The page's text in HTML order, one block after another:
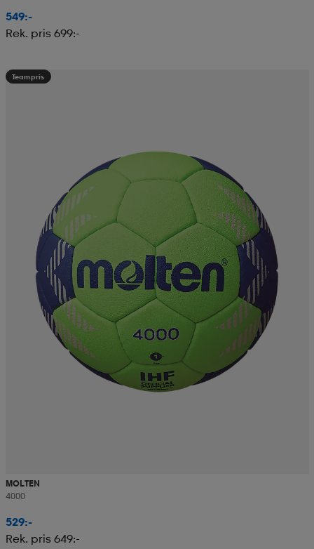
549:-
Rek. pris 699:-
Teampris
MOLTEN
4000
529:-
Rek. pris 649:-